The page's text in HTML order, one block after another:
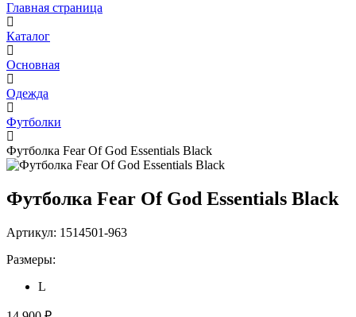
Главная страница
Каталог
Основная
Одежда
Футболки
Футболка Fear Of God Essentials Black
Футболка Fear Of God Essentials Black
Артикул: 1514501-963
Размеры:
L